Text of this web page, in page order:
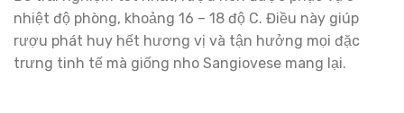
nhiệt độ phòng, khoảng 16 – 18 độ C. Điều này giúp
rượu phát huy hết hương vị và tận hưởng mọi đặc
trưng tinh tế mà giống nho Sangiovese mang lại.